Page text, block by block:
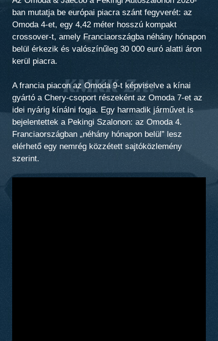
ban mutatja be európai piacra szánt fegyverét: az
Omoda 4-et, egy 4,42 méter hosszú kompakt
crossover-t, amely Franciaországba néhány hónapon
belül érkezik és valószínűleg 30 000 euró alatti áron
kerül piacra.
A francia piacon az Omoda 9-t képviselve a kínai
gyártó a Chery-csoport részeként az Omoda 7-et az
idei nyárig kínálni fogja. Egy harmadik járművet is
bejelentettek a Pekingi Szalonon: az Omoda 4.
Franciaországban „néhány hónapon belül” lesz
elérhető egy nemrég közzétett sajtóközlemény
szerint.